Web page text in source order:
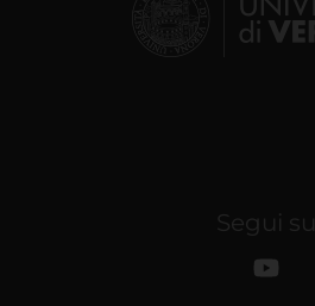
Segui su